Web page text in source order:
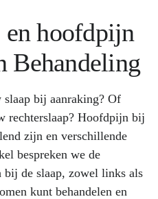
en hoofdpijn
Behandeling
bij aanraking? Of
rechterslaap? Hoofdpijn bij
zijn en verschillende
bespreken we de
de slaap, zowel links als
kunt behandelen en